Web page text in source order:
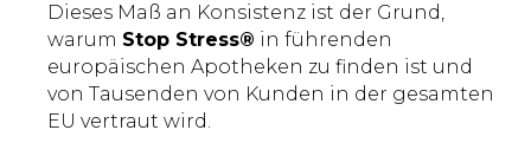
Dieses Maß an Konsistenz ist der Grund,
warum Stop Stress® in führenden
europäischen Apotheken zu finden ist und
von Tausenden von Kunden in der gesamten
EU vertraut wird.